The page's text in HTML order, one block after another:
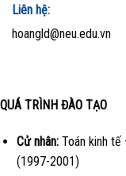
Liên hệ:
hoangld@neu.edu.vn
QUÁ TRÌNH ĐÀO TẠO
Cử nhân:Toán kinh tế
(1997-2001)